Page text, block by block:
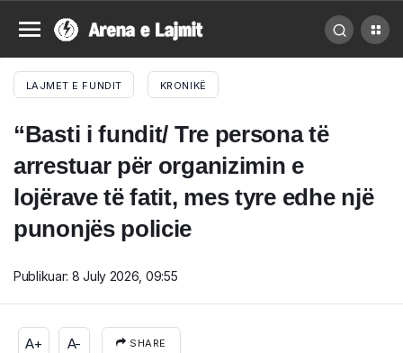
LAJMET E FUNDIT KRONIKË
“Basti i fundit/ Tre persona të
arrestuar për organizimin e
lojërave të fatit, mes tyre edhe një
punonjës policie
Publikuar: 8 July 2026, 09:55
A+ A- SHARE